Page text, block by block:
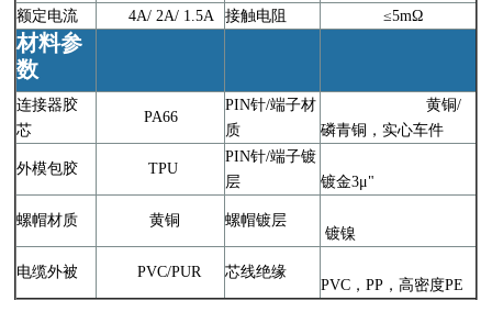
额定电流
4A/ 2A/ 1.5A 接触电阻 ≤5mΩ
材料参
数
连接器胶
芯
PA66
PIN针/端子材
质
黄铜/
磷青铜，实心车件
外模包胶 TPU
PIN针/端子镀
层
镀金3μ"
螺帽材质 黄铜
螺帽镀层
镀镍
电缆外被 PVC/PUR
芯线绝缘
PVC，PP，高密度PE